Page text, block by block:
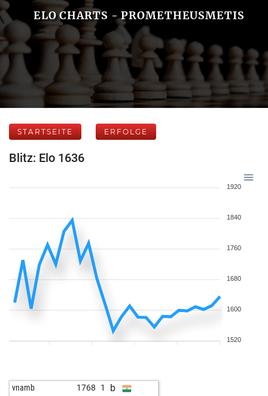
ELO CHARTS - PROMETHEUSMETIS
STARTSEITE ERFOLGE
Blitz: Elo 1636
1920
1840
1760
1680
1600
1520
vnamb 1768 1 b